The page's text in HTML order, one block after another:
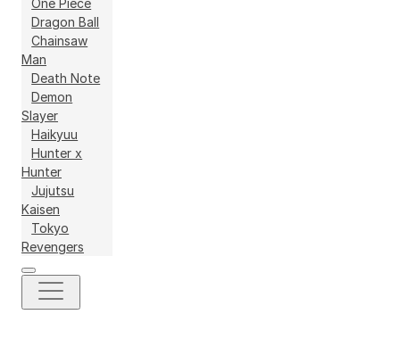
One Piece
Dragon Ball
Chainsaw
Man
Death Note
Demon
Slayer
Haikyuu
Hunter x
Hunter
Jujutsu
Kaisen
Tokyo
Revengers